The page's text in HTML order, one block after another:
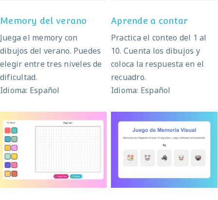
Memory del verano
Juega el memory con
dibujos del verano. Puedes
elegir entre tres niveles de
dificultad.
Idioma: Español
Aprende a contar
Practica el conteo del 1 al
10. Cuenta los dibujos y
coloca la respuesta en el
recuadro.
Idioma: Español